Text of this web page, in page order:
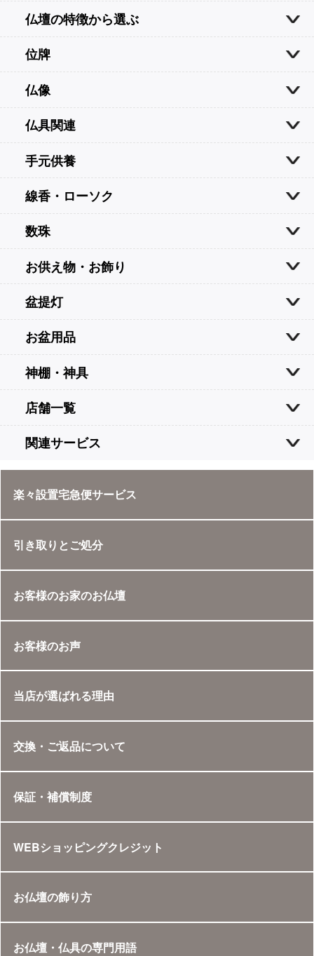
仏壇の特徴から選ぶ
位牌
仏像
仏具関連
手元供養
線香・ローソク
数珠
お供え物・お飾り
盆提灯
お盆用品
神棚・神具
店舗一覧
関連サービス
楽々設置宅急便サービス
引き取りとご処分
お客様のお家のお仏壇
お客様のお声
当店が選ばれる理由
交換・ご返品について
保証・補償制度
WEBショッピングクレジット
お仏壇の飾り方
お仏壇・仏具の専門用語